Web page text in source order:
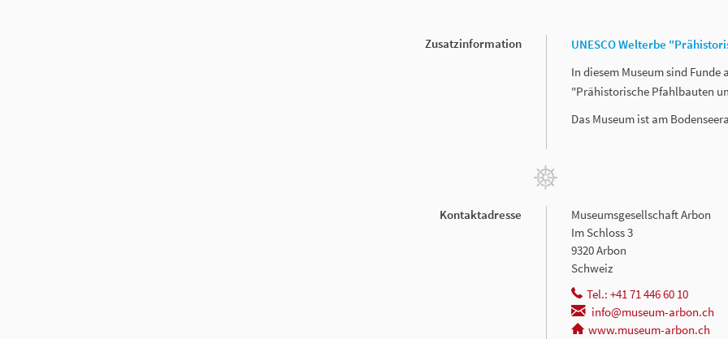
Zusatzinformation
UNESCO Welterbe
In diesem Museum sind
"Prähistorische Pfahlbauten
Das Museum ist am
Kontaktadresse
Museumsgesellschaft Arbon
Im Schloss 3
9320 Arbon
Schweiz
Tel.: +41 71 446 60 10
info@museum-arbon.ch
www.museum-arbon.ch